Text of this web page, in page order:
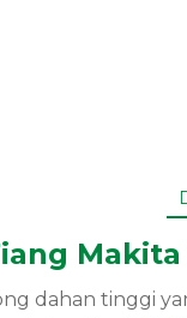
dahan tinggi